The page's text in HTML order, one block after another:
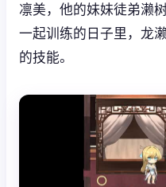
凛美，他的妹妹徒弟濑
一起训练的日子里，龙
的技能。